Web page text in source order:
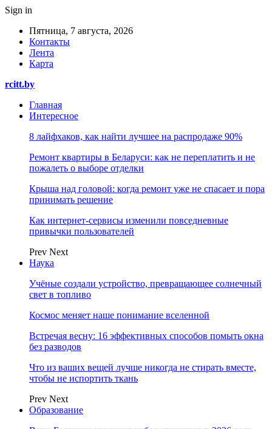
Sign in
Пятница, 7 августа, 2026
Контакты
Лента
Карта
rcitt.by
Главная
Интересное
8 лайфхаков, как найти лучшее на распродаже 90%
Ремонт квартиры в Беларуси: как не переплатить и не
пожалеть о выборе отделки
Крыша над головой: когда ремонт уже не спасает и пора
принимать решение
Как интернет-сервисы изменили повседневные
привычки пользователей
Prev Next
Наука
Учёные создали устройство, превращающее солнечный
свет в топливо
Космос меняет наше понимание вселенной
Встречая весну: 16 эффективных способов помыть окна
без разводов
Что из ваших вещей лучше никогда не стирать вместе,
чтобы не испортить ткань
Prev Next
Образование